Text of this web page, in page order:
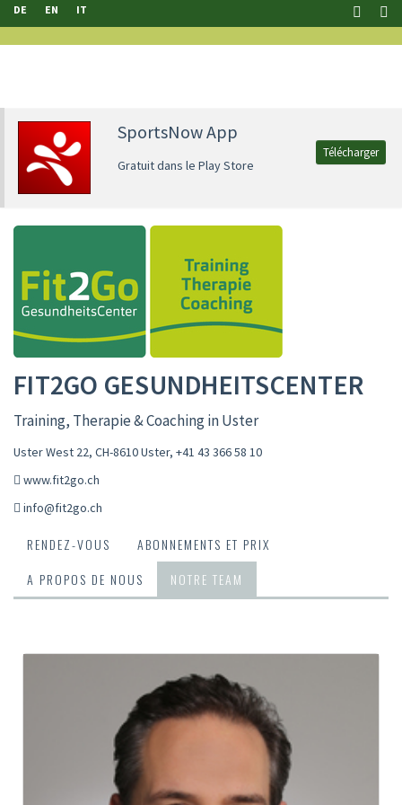
DE EN IT
SportsNow App
Gratuit dans le Play Store
Télécharger
FIT2GO GESUNDHEITSCENTER
Training, Therapie & Coaching in Uster
Uster West 22, CH-8610 Uster, +41 43 366 58 10
www.fit2go.ch
info@fit2go.ch
RENDEZ-VOUS
ABONNEMENTS ET PRIX
A PROPOS DE NOUS
NOTRE TEAM